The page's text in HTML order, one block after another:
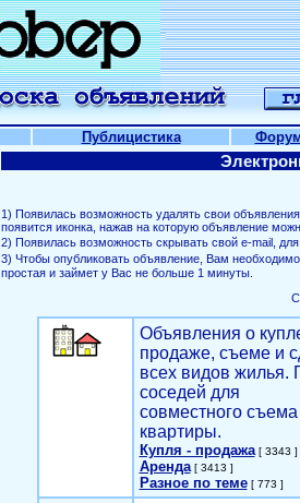
Публицистика
1) Появилась возможность удалять свои
появится иконка, нажав на которую объявление
2) Появилась возможность скрывать свой е-mail,
3) Чтобы опубликовать объявление, Вам
простая и займет у Вас не больше 1 минуты.
Объявления о
продаже, съеме и
всех видов жилья.
соседей для
совместного съема
квартиры.
Купля - продажа[ 3343 ]
Аренда[ 3413 ]
Разное по теме[ 773 ]